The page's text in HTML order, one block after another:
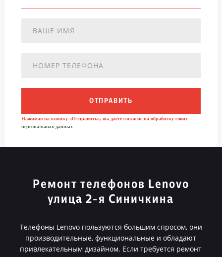
ОТПРАВИТЬ
Нажимая на кнопку «Отправить», вы даете согласие на обработку своих
персональных данных
Ремонт телефонов Lenovo
улица 2-я Синичкина
Телефоны Lenovo пользуются большим спросом, они
производительные, функциональные и обладают
привлекательным дизайном. Если требуется ремонт